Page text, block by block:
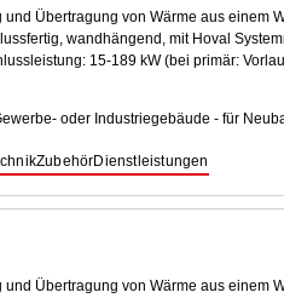
Übertragung von Wärme aus einem
wandhängend, mit Hoval
15-189 kW (bei primär:
oder Industriegebäude - für
ZubehörDienstleistungen
Übertragung von Wärme aus einem